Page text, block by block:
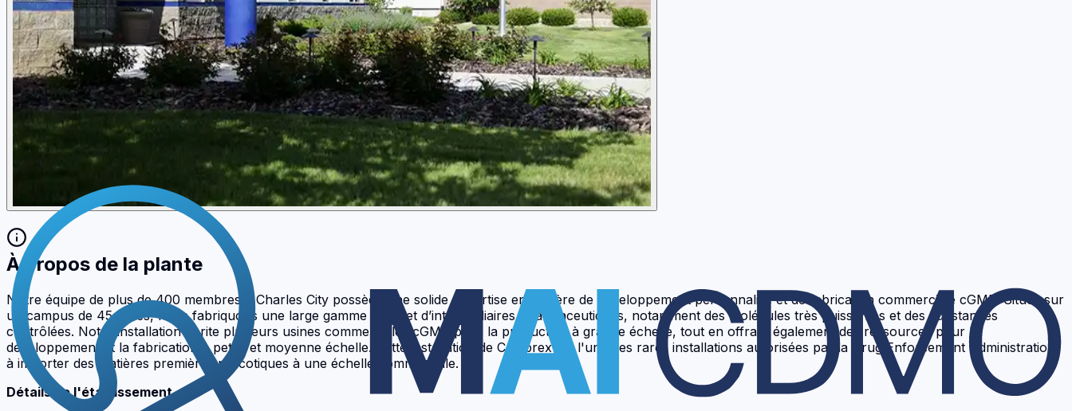
À propos de la plante
Notre équipe de plus de 400 membres à Charles City possède une solide expertise en matière de développement personnalisé et de fabrication commerciale cGMP. Situés sur
un campus de 45 acres, nous fabriquons une large gamme d’API et d’intermédiaires pharmaceutiques, notamment des molécules très puissantes et des substances
contrôlées. Notre installation abrite plusieurs usines commerciales cGMP pour la production à grande échelle, tout en offrant également des ressources pour le
développement et la fabrication à petite et moyenne échelle. Cette installation de Cambrex est l'une des rares installations autorisées par la Drug Enforcement Administration
à importer des matières premières narcotiques à une échelle commerciale.
Détails de l'établissement